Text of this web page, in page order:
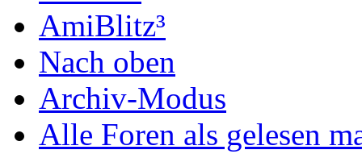
AmiBlitz³
Nach oben
Archiv-Modus
Alle Foren als gelesen